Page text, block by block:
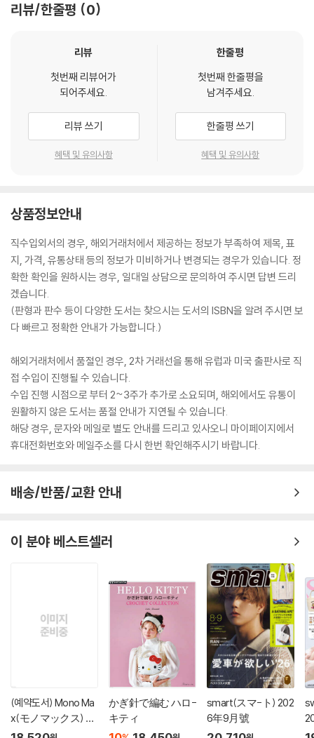
리뷰/한줄평 0
리뷰
첫번째 리뷰어가
되어주세요.
리뷰 쓰기
혜택 및 유의사항
한줄평
첫번째 한줄평을
남겨주세요.
한줄평 쓰기
혜택 및 유의사항
상품정보안내
직수입외서의 경우, 해외거래처에서 제공하는 정보가 부족하여 제목, 표
지, 가격, 유통상태 등의 정보가 미비하거나 변경되는 경우가 있습니다. 정
확한 확인을 원하시는 경우, 일대일 상담으로 문의하여 주시면 답변 드리
겠습니다.
(판형과 판수 등이 다양한 도서는 찾으시는 도서의 ISBN을 알려 주시면 보
다 빠르고 정확한 안내가 가능합니다.)
해외거래처에서 품절인 경우, 2차 거래선을 통해 유럽과 미국 출판사로 직
접 수입이 진행될 수 있습니다.
수입 진행 시점으로 부터 2~3주가 추가로 소요되며, 해외에서도 유통이
원활하지 않은 도서는 품절 안내가 지연될 수 있습니다.
해당 경우, 문자와 메일로 별도 안내를 드리고 있사오니 마이페이지에서
휴대전화번호와 메일주소를 다시 한번 확인해주시기 바랍니다.
배송/반품/교환 안내
이 분야 베스트셀러
(예약도서) Mono Ma
x(モノマックス) 20
26年10月號
かぎ針で編む ハロ-
キティ
smart(スマ-ト) 202
6年9月號